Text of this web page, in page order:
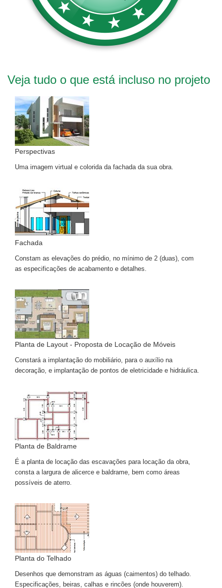
Veja tudo o que está incluso no projeto
Perspectivas
Uma imagem virtual e colorida da fachada da sua obra.
Fachada
Constam as elevações do prédio, no mínimo de 2 (duas), com
as especificações de acabamento e detalhes.
Planta de Layout - Proposta de Locação de Móveis
Constará a implantação do mobiliário, para o auxílio na
decoração, e implantação de pontos de eletricidade e hidráulica.
Planta de Baldrame
É a planta de locação das escavações para locação da obra,
consta a largura de alicerce e baldrame, bem como áreas
possíveis de aterro.
Planta do Telhado
Desenhos que demonstram as águas (caimentos) do telhado.
Especificações, beiras, calhas e rincões (onde houverem).